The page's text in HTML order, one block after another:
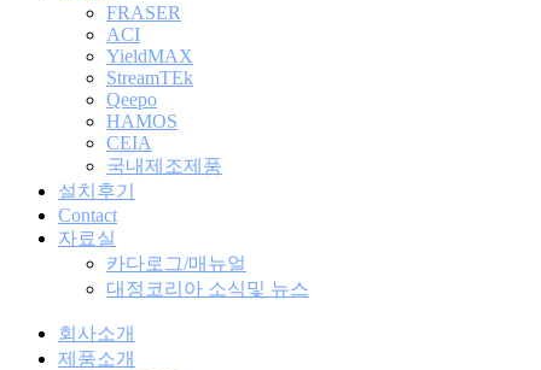
FRASER
ACI
YieldMAX
StreamTEk
Qeepo
HAMOS
CEIA
국내제조제품
설치후기
Contact
자료실
카다로그/매뉴얼
대정코리아 소식및 뉴스
회사소개
제품소개